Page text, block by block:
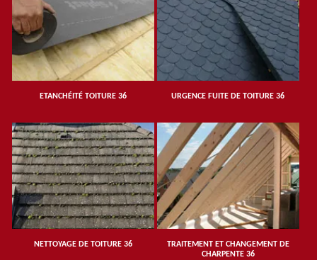
ETANCHÉITÉ TOITURE 36 URGENCE FUITE DE TOITURE 36
NETTOYAGE DE TOITURE 36
TRAITEMENT ET CHANGEMENT DE
CHARPENTE 36